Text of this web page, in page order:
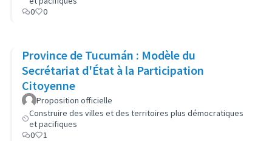
0
0
Province de Tucumán : Modèle du
Secrétariat d'État à la Participation
Citoyenne
Proposition officielle
Construire des villes et des territoires plus démocratiques
et pacifiques
0
1